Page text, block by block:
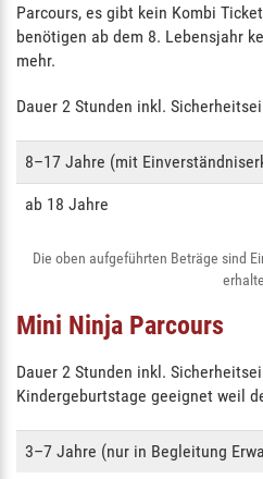
Parcours, es gibt kein Kombi
benötigen ab dem 8. Lebensjahr
mehr.
Dauer 2 Stunden inkl.
8–17 Jahre (mit
ab 18 Jahre
Die oben aufgeführten Beträge sind
Mini Ninja Parcours
Dauer 2 Stunden inkl.
Kindergeburtstage geeignet weil
3–7 Jahre (nur in Begleitung